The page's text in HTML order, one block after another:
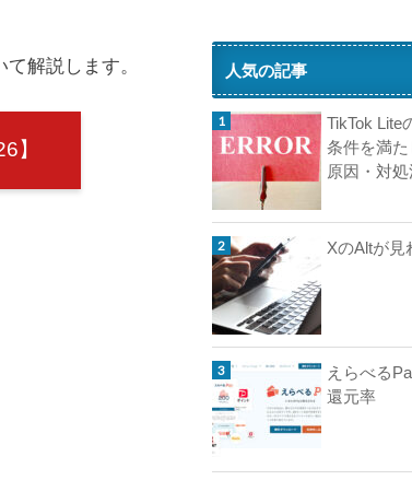
解説します。
】
人気の記事
TikTok Lite
条件を満
原因・対処
XのAltが見
えらべる
還元率